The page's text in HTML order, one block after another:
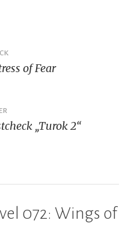
of Fear
„Turok 2“
072: Wings of